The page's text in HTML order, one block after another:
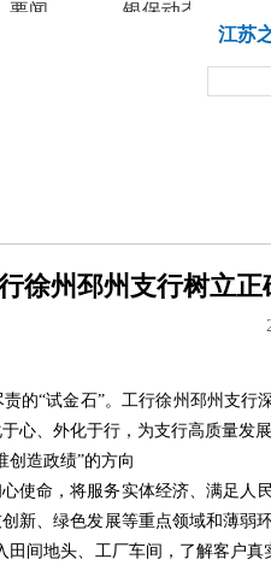
要闻 银保动态
江苏
徐州邳州支行树立
的“试金石”。工行徐州邳州支
心、外化于行，为支行高质量发
创造政绩”的方向
使命，将服务实体经济、满足
新、绿色发展等重点领域和薄弱
田间地头、工厂车间，了解客户